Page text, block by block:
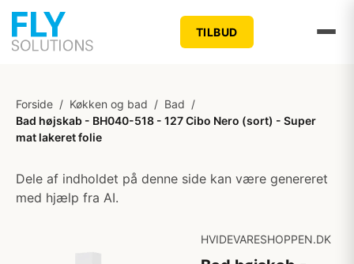
TILBUD
Forside / Køkken og bad / Bad /
Bad højskab - BH040-518 - 127 Cibo Nero (sort) - Super
mat lakeret folie
Dele af indholdet på denne side kan være genereret
med hjælp fra AI.
HVIDEVARESHOPPEN.DK